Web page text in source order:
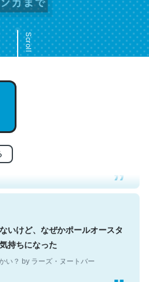
Scroll
レバーなんだろうなと凄く思
は原文もお勧め。自分はこの流
Then Covid hit. Shit.
？ by ラーズ・ヌートバー
いけど、なぜかポールオースタ
持ちになった